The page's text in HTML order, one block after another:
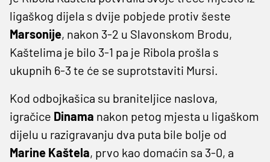
ligaškog dijela s dvije pobjede protiv šeste
Marsonije, nakon 3-2 u Slavonskom Brodu,
Kaštelima je bilo 3-1 pa je Ribola prošla s
ukupnih 6-3 te će se suprotstaviti Mursi.
Kod odbojkašica su braniteljice naslova,
igračice Dinama nakon petog mjesta u ligaškom
dijelu u razigravanju dva puta bile bolje od
Marine Kaštela, prvo kao domaćin sa 3-0, a